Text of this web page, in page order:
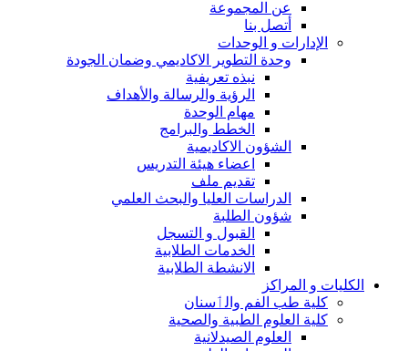
عن المجموعة
أتصل بنا
الإدارات و الوحدات
وحدة التطوير الاكاديمي وضمان الجودة
نبذه تعريفية
الرؤية والرسالة والأهداف
مهام الوحدة
الخطط والبرامج
الشؤون الاكاديمية
اعضاء هيئة التدريس
تقديم ملف
الدراسات العليا والبحث العلمي
شؤون الطلبة
القبول و التسجل
الخدمات الطلابية
الانشطة الطلابية
الكليات و المراكز
كلية طب الفم والٲسنان
كلية العلوم الطبية والصحية
العلوم الصيدلانية